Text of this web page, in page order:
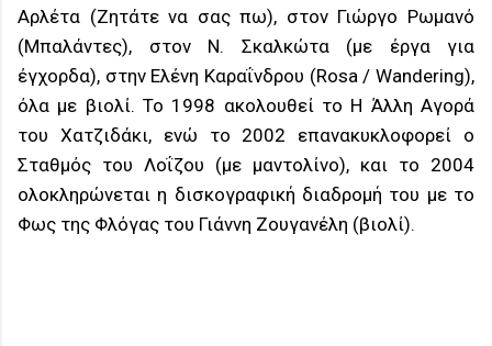
Αρλέτα (Ζητάτε να σας πω), στον Γιώργο Ρωμανό
(Μπαλάντες), στον Ν. Σκαλκώτα (με έργα για
έγχορδα), στην Ελένη Καραΐνδρου (Rosa / Wandering),
όλα με βιολί. Το 1998 ακολουθεί το Η Άλλη Αγορά
του Χατζιδάκι, ενώ το 2002 επανακυκλοφορεί ο
Σταθμός του Λοΐζου (με μαντολίνο), και το 2004
ολοκληρώνεται η δισκογραφική διαδρομή του με το
Φως της Φλόγας του Γιάννη Ζουγανέλη (βιολί).